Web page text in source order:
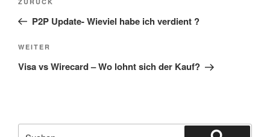
Vorheriger
BeitragP2P Update- Wieviel habe ich verdient ?
Nächster
Beitrag
WEITER
Visa vs Wirecard – Wo lohnt sich der Kauf?